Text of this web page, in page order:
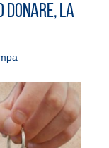
donare, la